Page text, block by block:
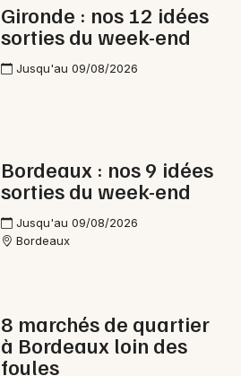
Gironde : nos 12 idées
sorties du week-end
Jusqu'au 09/08/2026
Bordeaux : nos 9 idées
sorties du week-end
Jusqu'au 09/08/2026
Bordeaux
8 marchés de quartier
à Bordeaux loin des
foules